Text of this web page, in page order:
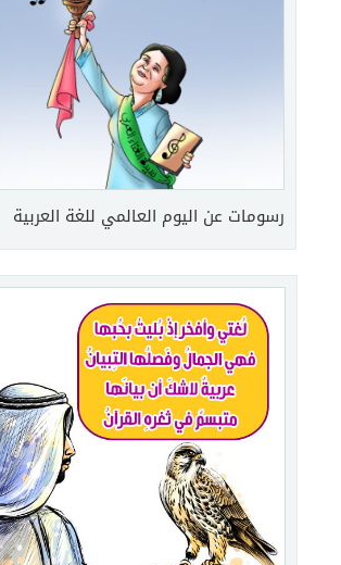
رسومات عن اليوم العالمي للغة العربية